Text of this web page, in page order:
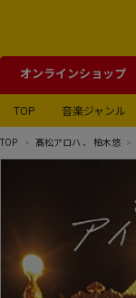
オンラインショップ
TOP 音楽ジャンル
TOP 髙松アロハ 、 柏木悠